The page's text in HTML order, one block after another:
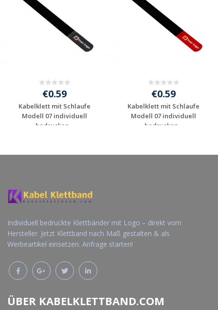
€0.59
Kabelklett mit Schlaufe
Modell 07 individuell
bedrucken...
€0.59
Kabelklett mit Schlaufe
Modell 07 individuell
bedrucken...
Individuell bedruckte Klettbänder mit Logo – direkt vom
Hersteller. Jetzt Klettband nach Maß gestalten & als
Werbeartikel einsetzen. Anfrage starten!
ÜBER KABELKLETTBAND.COM